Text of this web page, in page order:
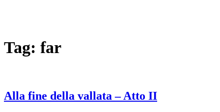
Tag: far
Alla fine della vallata – Atto II